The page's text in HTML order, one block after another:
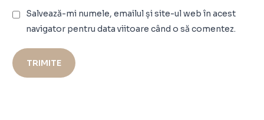
Salvează-mi numele, emailul și site-ul web în acest
navigator pentru data viitoare când o să comentez.